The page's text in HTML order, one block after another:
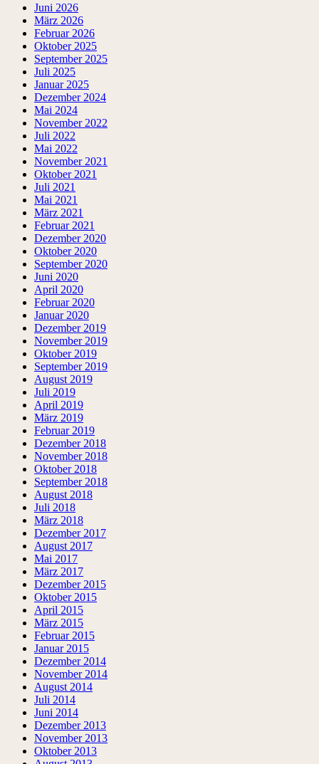
Juni 2026
März 2026
Februar 2026
Oktober 2025
September 2025
Juli 2025
Januar 2025
Dezember 2024
Mai 2024
November 2022
Juli 2022
Mai 2022
November 2021
Oktober 2021
Juli 2021
Mai 2021
März 2021
Februar 2021
Dezember 2020
Oktober 2020
September 2020
Juni 2020
April 2020
Februar 2020
Januar 2020
Dezember 2019
November 2019
Oktober 2019
September 2019
August 2019
Juli 2019
April 2019
März 2019
Februar 2019
Dezember 2018
November 2018
Oktober 2018
September 2018
August 2018
Juli 2018
März 2018
Dezember 2017
August 2017
Mai 2017
März 2017
Dezember 2015
Oktober 2015
April 2015
März 2015
Februar 2015
Januar 2015
Dezember 2014
November 2014
August 2014
Juli 2014
Juni 2014
Dezember 2013
November 2013
Oktober 2013